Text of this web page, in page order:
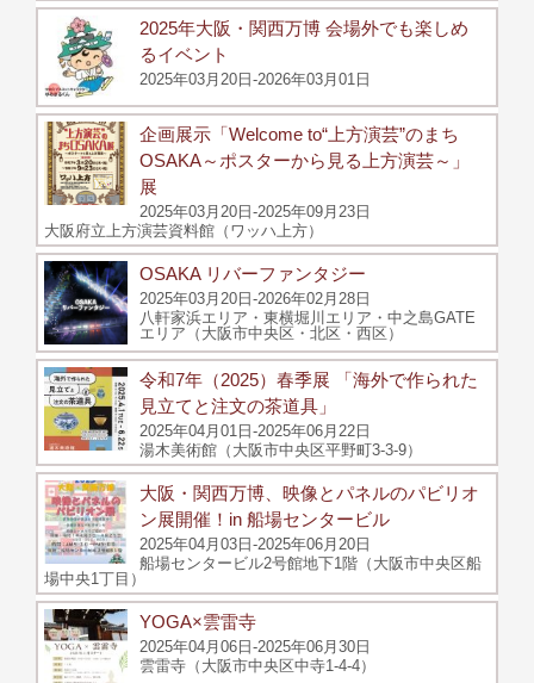
2025年大阪・関西万博 会場外でも楽しめ
るイベント
2025年03月20日-2026年03月01日
企画展示「Welcome to“上方演芸”のまち
OSAKA～ポスターから見る上方演芸～」
展
2025年03月20日-2025年09月23日
大阪府立上方演芸資料館（ワッハ上方）
OSAKA リバーファンタジー
2025年03月20日-2026年02月28日
八軒家浜エリア・東横堀川エリア・中之島GATE
エリア（大阪市中央区・北区・西区）
令和7年（2025）春季展 「海外で作られた
見立てと注文の茶道具」
2025年04月01日-2025年06月22日
湯木美術館（大阪市中央区平野町3-3-9）
大阪・関西万博、映像とパネルのパビリオ
ン展開催！in 船場センタービル
2025年04月03日-2025年06月20日
船場センタービル2号館地下1階（大阪市中央区船
場中央1丁目）
YOGA×雲雷寺
2025年04月06日-2025年06月30日
雲雷寺（大阪市中央区中寺1-4-4）